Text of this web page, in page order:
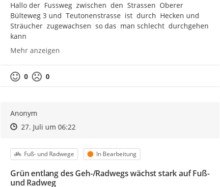
Hallo der  Fussweg  zwischen  den  Strassen  Oberer
Bülteweg 3 und  Teutonenstrasse  ist  durch  Hecken und
Sträucher  zugewachsen  so das  man schlecht  durchgehen
kann
Mehr anzeigen
0 0
Anonym
Zeitpunkt des Erstellens
Zeitpunkt des Erstellens
27. Juli um 06:22Zur Äußerung
Kategorie
Fuß- und Radwege Status
In Bearbeitung
Grün entlang des Geh-/Radwegs wächst stark auf Fuß-
und Radweg